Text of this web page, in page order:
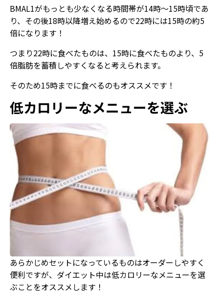
BMAL1がもっとも少なくなる時間帯が14時～15時頃であ
り、その後18時以降増え始めるので22時には15時の約5
倍になります！
つまり22時に食べたものは、15時に食べたものより、5
倍脂肪を蓄積しやすくなると考えられます。
そのため15時までに食べるのもオススメです！
低カロリーなメニューを選ぶ
あらかじめセットになっているものはオーダーしやすく
便利ですが、ダイエット中は低カロリーなメニューを選
ぶことをオススメします！